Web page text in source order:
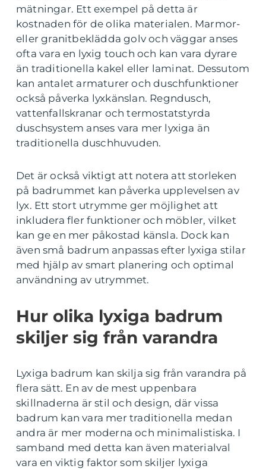
mätningar. Ett exempel på detta är
kostnaden för de olika materialen. Marmor-
eller granitbeklädda golv och väggar anses
ofta vara en lyxig touch och kan vara dyrare
än traditionella kakel eller laminat. Dessutom
kan antalet armaturer och duschfunktioner
också påverka lyxkänslan. Regndusch,
vattenfallskranar och termostatstyrda
duschsystem anses vara mer lyxiga än
traditionella duschhuvuden.
Det är också viktigt att notera att storleken
på badrummet kan påverka upplevelsen av
lyx. Ett stort utrymme ger möjlighet att
inkludera fler funktioner och möbler, vilket
kan ge en mer påkostad känsla. Dock kan
även små badrum anpassas efter lyxiga stilar
med hjälp av smart planering och optimal
användning av utrymmet.
Hur olika lyxiga badrum
skiljer sig från varandra
Lyxiga badrum kan skilja sig från varandra på
flera sätt. En av de mest uppenbara
skillnaderna är stil och design, där vissa
badrum kan vara mer traditionella medan
andra är mer moderna och minimalistiska. I
samband med detta kan även materialval
vara en viktig faktor som skiljer lyxiga